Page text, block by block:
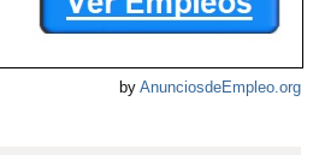
by AnunciosdeEmpleo.org